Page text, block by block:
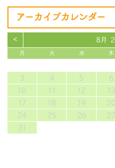
アーカイブカレンダー
< 8月
月 火 水 木
3
4 5 6
10
11 12 13
17
18 19 20
24
25 26 27
31